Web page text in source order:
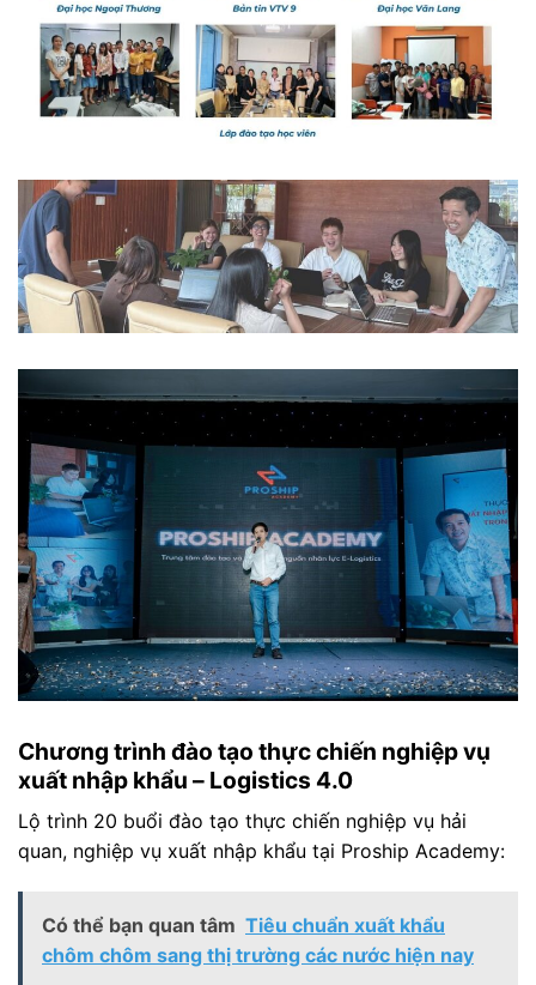
Chương trình đào tạo thực chiến nghiệp vụ
xuất nhập khẩu – Logistics 4.0
Lộ trình 20 buổi đào tạo thực chiến nghiệp vụ hải
quan, nghiệp vụ xuất nhập khẩu tại Proship Academy:
Có thể bạn quan tâm Tiêu chuẩn xuất khẩu
chôm chôm sang thị trường các nước hiện nay